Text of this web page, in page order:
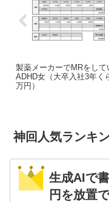
製薬メーカーでMRをして
ADHD女（大卒入社3年く
万円）
神回人気ランキ
生成AIで
円を放置